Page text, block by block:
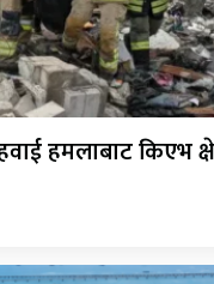
हमलाबाट किएभ